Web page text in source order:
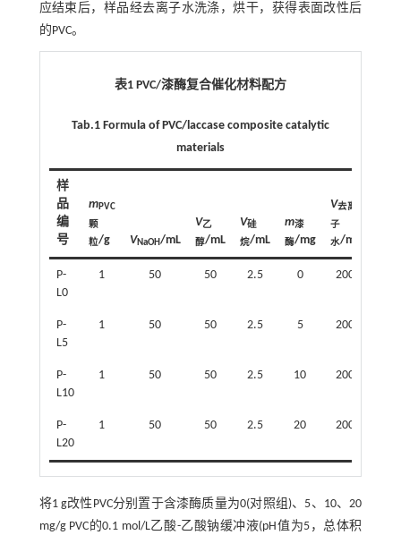
应结束后，样品经去离子水洗涤，烘干，获得表面改性后
的PVC。
表1 PVC/漆酶复合催化材料配方
Tab.1 Formula of PVC/laccase composite catalytic
materials
样
品
编
号
mPVC
颗
粒/g VNaOH/mL
V乙
醇/mL
V硅
烷/mL
m漆
酶/mg
V去离
子
水/mL
P-
L0
1 50 50 2.5 0 200
P-
L5
1 50 50 2.5 5 200
P-
L10
1 50 50 2.5 10 200
P-
L20
1 50 50 2.5 20 200
将1 g改性PVC分别置于含漆酶质量为0(对照组)、5、10、20
mg/g PVC的0.1 mol/L乙酸-乙酸钠缓冲液(pH值为5，总体积